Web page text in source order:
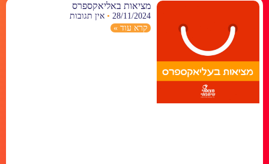
מציאות באליאקספרס
28/11/2024 אין תגובות
קרא עוד »